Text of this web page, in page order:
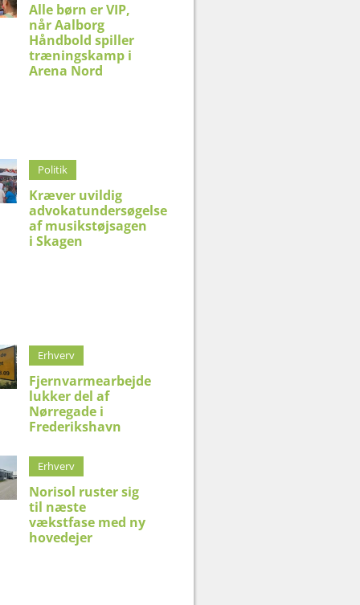
Alle børn er VIP,
når Aalborg
Håndbold spiller
træningskamp i
Arena Nord
Politik
Kræver uvildig
advokatundersøgelse
af musikstøjsagen
i Skagen
Erhverv
Fjernvarmearbejde
lukker del af
Nørregade i
Frederikshavn
Erhverv
Norisol ruster sig
til næste
vækstfase med ny
hovedejer